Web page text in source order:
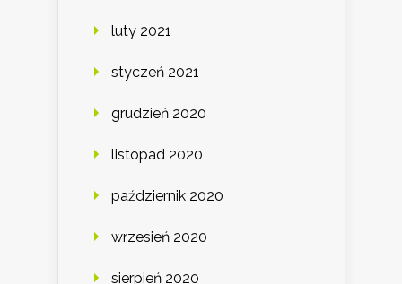
luty 2021
styczeń 2021
grudzień 2020
listopad 2020
październik 2020
wrzesień 2020
sierpień 2020